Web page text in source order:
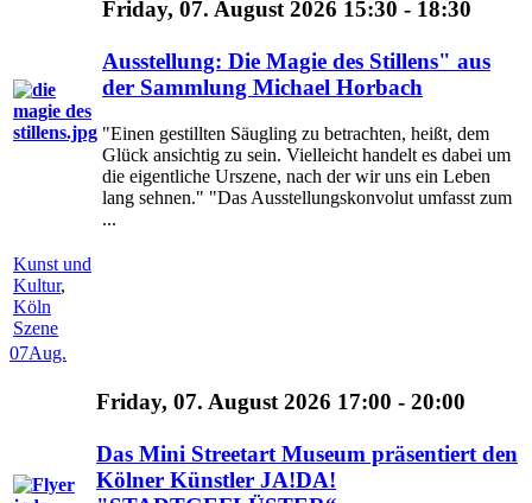
Friday, 07. August 2026 15:30 - 18:30
Ausstellung: Die Magie des Stillens" aus
der Sammlung Michael Horbach
"Einen gestillten Säugling zu betrachten, heißt, dem
Glück ansichtig zu sein. Vielleicht handelt es dabei um
die eigentliche Urszene, nach der wir uns ein Leben
lang sehnen." "Das Ausstellungskonvolut umfasst zum
...
Kunst und
Kultur,
Köln
Szene
07Aug.
Friday, 07. August 2026 17:00 - 20:00
Das Mini Streetart Museum präsentiert den
Kölner Künstler JA!DA!